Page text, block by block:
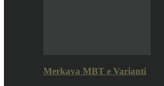
Merkava MBT e Varianti